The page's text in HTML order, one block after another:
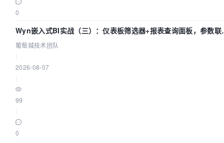
0
Wyn嵌入式BI实战（三）：仪表板筛选器+报表查询面板，参数联
全闭环
葡萄城技术团队
2026-08-07
99
0